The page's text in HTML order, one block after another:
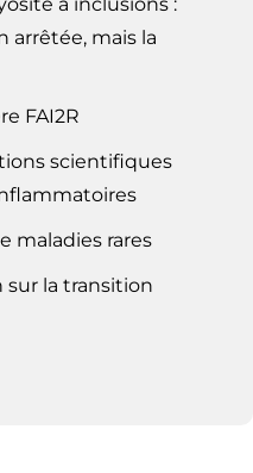
arrêtée, mais la
FAI2R
scientifiques
maladies rares
sur la transition